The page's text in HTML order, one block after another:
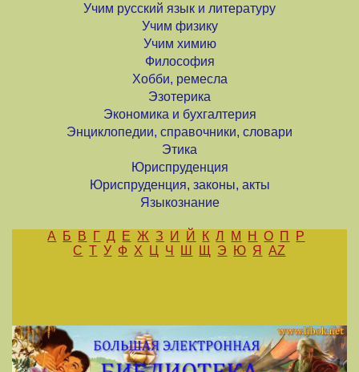
Учим русский язык и литературу
Учим физику
Учим химию
Философия
Хобби, ремесла
Эзотерика
Экономика и бухгалтерия
Энциклопедии, справочники, словари
Этика
Юриспруденция
Юриспруденция, законы, акты
Языкознание
А Б В Г Д Е Ж З И Й К Л М Н О П
Р
С Т У Ф Х Ц Ч Ш Щ Э Ю Я AZ